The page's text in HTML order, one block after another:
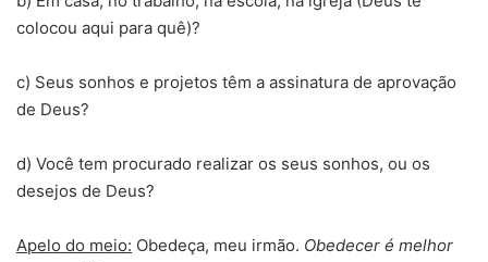
colocou aqui para quê)?
c) Seus sonhos e projetos têm a assinatura de aprovação
de Deus?
d) Você tem procurado realizar os seus sonhos, ou os
desejos de Deus?
Apelo do meio: Obedeça, meu irmão. Obedecer é melhor